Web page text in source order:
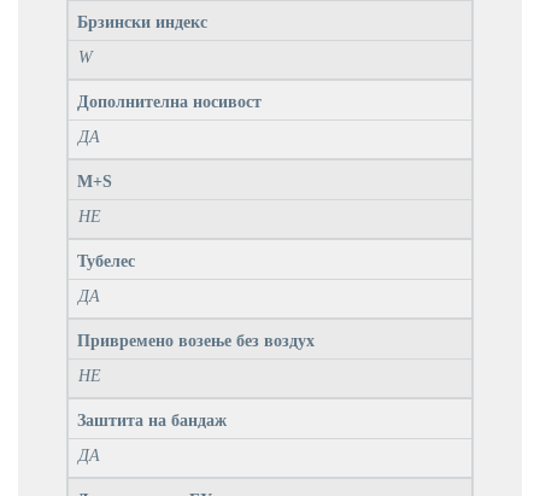
Брзински индекс
W
Дополнителна носивост
ДА
M+S
НЕ
Тубелес
ДА
Привремено возење без воздух
НЕ
Заштита на бандаж
ДА